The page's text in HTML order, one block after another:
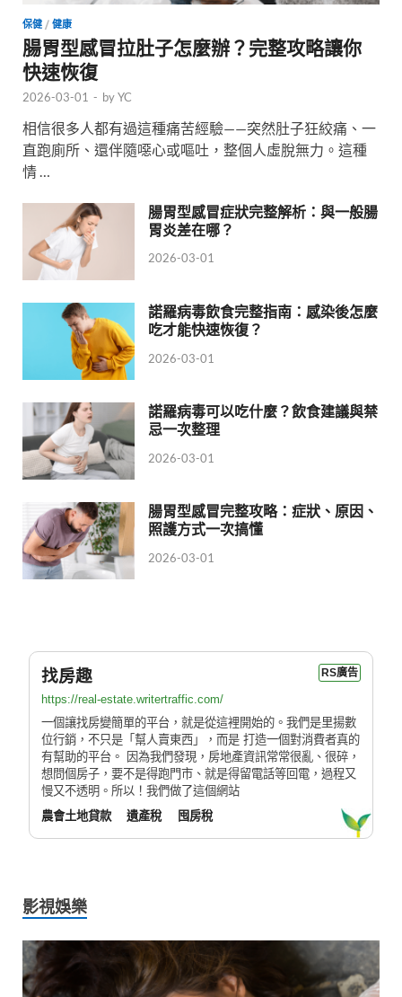
保健 / 健康
腸胃型感冒拉肚子怎麼辦？完整攻略讓你
快速恢復
2026-03-01 - byYC
相信很多人都有過這種痛苦經驗——突然肚子狂絞痛、一
直跑廁所、還伴隨噁心或嘔吐，整個人虛脫無力。這種
情 …
腸胃型感冒症狀完整解析：與一般腸
胃炎差在哪？
2026-03-01
諾羅病毒飲食完整指南：感染後怎麼
吃才能快速恢復？
2026-03-01
諾羅病毒可以吃什麼？飲食建議與禁
忌一次整理
2026-03-01
腸胃型感冒完整攻略：症狀、原因、
照護方式一次搞懂
2026-03-01
找房趣 RS廣告
https://real-estate.writertraffic.com/
一個讓找房變簡單的平台，就是從這裡開始的。我們是里揚數
位行銷，不只是「幫人賣東西」，而是 打造一個對消費者真的
有幫助的平台。 因為我們發現，房地產資訊常常很亂、很碎，
想問個房子，要不是得跑門市、就是得留電話等回電，過程又
慢又不透明。所以！我們做了這個網站
農會土地貸款
遺產稅 囤房稅
影視娛樂